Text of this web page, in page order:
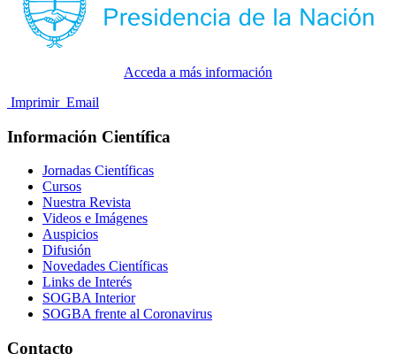
Acceda a más información
Imprimir Email
Información Científica
Jornadas Científicas
Cursos
Nuestra Revista
Videos e Imágenes
Auspicios
Difusión
Novedades Científicas
Links de Interés
SOGBA Interior
SOGBA frente al Coronavirus
Contacto